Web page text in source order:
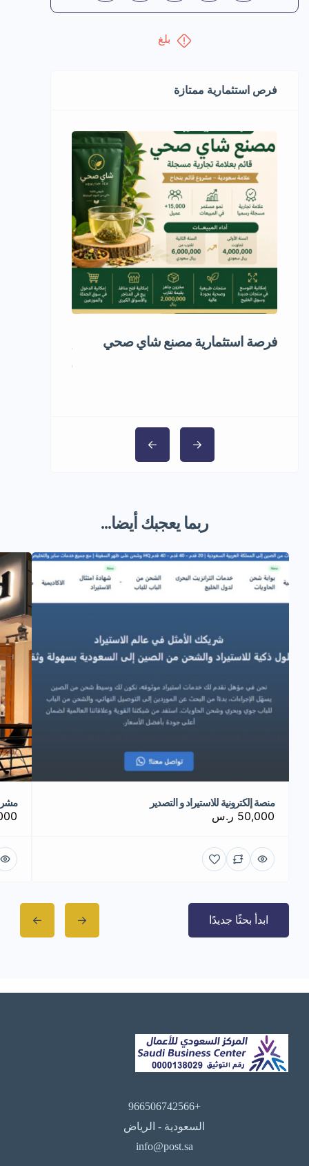
بلغ
فرص استثمارية ممتازة
فرصة استثمارية مصنع شاي صحي
ربما يعجبك أيضا...
منصة إلكترونية للاستيراد و التصدير
50,000 ر.س
ابدأ بحثًا جديدًا
+966506742566
السعودية - الرياض
info@post.sa